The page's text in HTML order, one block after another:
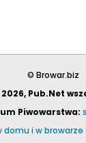
© Browar.biz
Pub.Net
Piwowarstwa:
domu i w browarze